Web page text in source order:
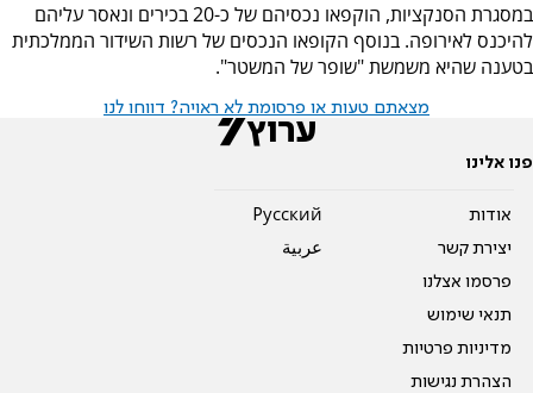
במסגרת הסנקציות, הוקפאו נכסיהם של כ-20 בכירים ונאסר עליהם
להיכנס לאירופה. בנוסף הקופאו הנכסים של רשות השידור הממלכתית
בטענה שהיא משמשת "שופר של המשטר".
מצאתם טעות או פרסומת לא ראויה? דווחו לנו
פנו אלינו
אודות
יצירת קשר
פרסמו אצלנו
תנאי שימוש
מדיניות פרטיות
הצהרת נגישות
Pусский
عربية